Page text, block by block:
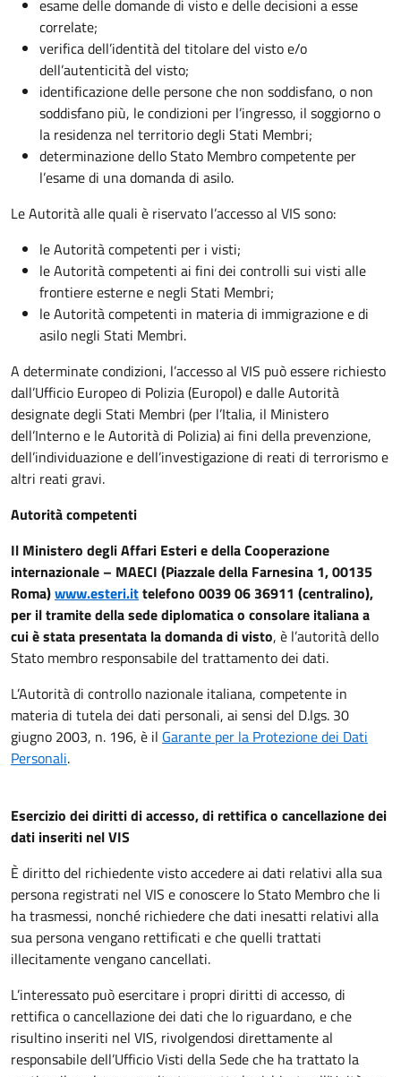
esame delle domande di visto e delle decisioni a esse
correlate;
verifica dell’identità del titolare del visto e/o
dell’autenticità del visto;
identificazione delle persone che non soddisfano, o non
soddisfano più, le condizioni per l’ingresso, il soggiorno o
la residenza nel territorio degli Stati Membri;
determinazione dello Stato Membro competente per
l’esame di una domanda di asilo.
Le Autorità alle quali è riservato l’accesso al VIS sono:
le Autorità competenti per i visti;
le Autorità competenti ai fini dei controlli sui visti alle
frontiere esterne e negli Stati Membri;
le Autorità competenti in materia di immigrazione e di
asilo negli Stati Membri.
A determinate condizioni, l’accesso al VIS può essere richiesto
dall’Ufficio Europeo di Polizia (Europol) e dalle Autorità
designate degli Stati Membri (per l’Italia, il Ministero
dell’Interno e le Autorità di Polizia) ai fini della prevenzione,
dell’individuazione e dell’investigazione di reati di terrorismo e
altri reati gravi.
Autorità competenti
Il Ministero degli Affari Esteri e della Cooperazione
internazionale – MAECI (Piazzale della Farnesina 1, 00135
Roma)www.esteri.ittelefono 0039 06 36911 (centralino),
per il tramite della sede diplomatica o consolare italiana a
cui è stata presentata la domanda di visto, è l’autorità dello
Stato membro responsabile del trattamento dei dati.
L’Autorità di controllo nazionale italiana, competente in
materia di tutela dei dati personali, ai sensi del D.lgs. 30
giugno 2003, n. 196, è il Garante per la Protezione dei Dati
Personali.
Esercizio dei diritti di accesso, di rettifica o cancellazione dei
dati inseriti nel VIS
È diritto del richiedente visto accedere ai dati relativi alla sua
persona registrati nel VIS e conoscere lo Stato Membro che li
ha trasmessi, nonché richiedere che dati inesatti relativi alla
sua persona vengano rettificati e che quelli trattati
illecitamente vengano cancellati.
L’interessato può esercitare i propri diritti di accesso, di
rettifica o cancellazione dei dati che lo riguardano, e che
risultino inseriti nel VIS, rivolgendosi direttamente al
responsabile dell’Ufficio Visti della Sede che ha trattato la